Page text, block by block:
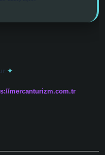
mercanturizm.com.tr